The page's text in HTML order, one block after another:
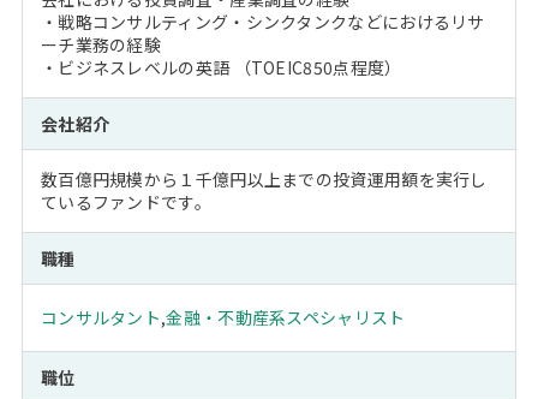
・戦略コンサルティング・シンクタンクなどにおけるリサ
ーチ業務の経験
・ビジネスレベルの英語 （TOEIC850点程度）
会社紹介
数百億円規模から１千億円以上までの投資運用額を実行し
ているファンドです。
職種
コンサルタント,金融・不動産系スペシャリスト
職位